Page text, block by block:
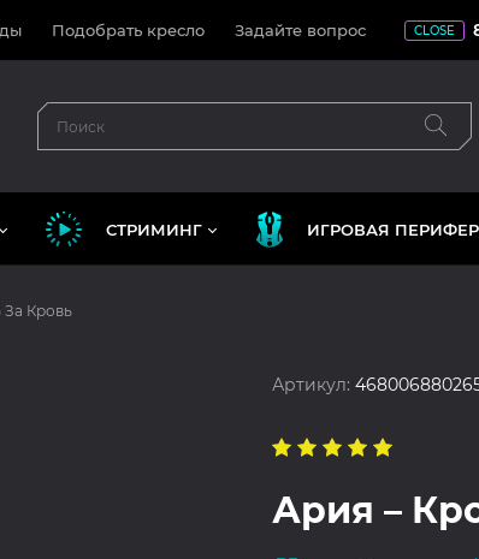
Подобрать кресло Задайте вопрос CLOSE
СТРИМИНГ ИГРОВАЯ
За Кровь
Артикул:
Ария –